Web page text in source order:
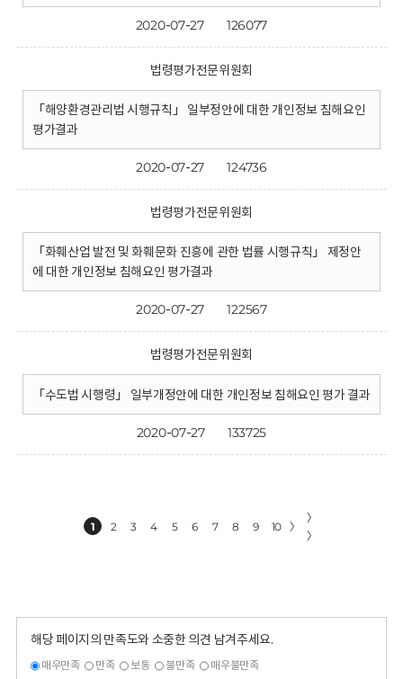
2020-07-27 126077
법령평가전문위원회
「해양환경관리법 시행규칙」 일부정안에 대한 개인정보 침해요인
평가결과
2020-07-27 124736
법령평가전문위원회
「화훼산업 발전 및 화훼문화 진흥에 관한 법률 시행규칙」 제정안
에 대한 개인정보 침해요인 평가결과
2020-07-27 122567
법령평가전문위원회
「수도법 시행령」 일부개정안에 대한 개인정보 침해요인 평가 결과
2020-07-27 133725
1 2 3 4 5 6 7 8 9 10 〉
〉
〉
해당 페이지의 만족도와 소중한 의견 남겨주세요.
매우만족 만족 보통 불만족 매우불만족